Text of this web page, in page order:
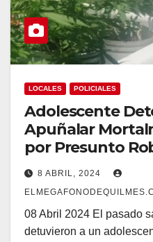
LOCALES POLICIALES
Adolescente
Apuñalar
por Presunto
Marihuana
8 ABRIL, 2024
08 Abril 2024 El pasado
detuvieron a un